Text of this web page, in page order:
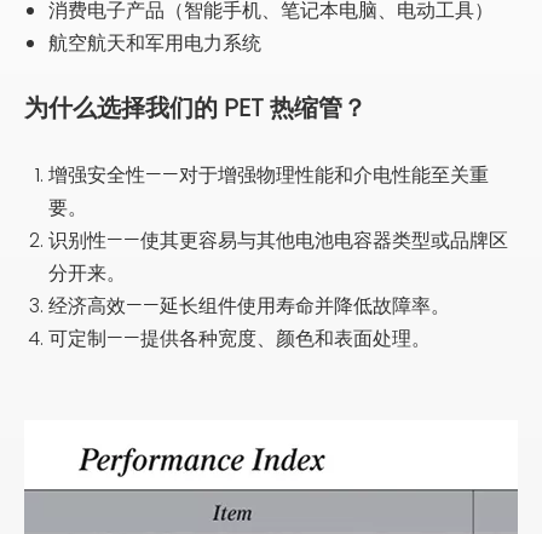
消费电子产品（智能手机、笔记本电脑、电动工具）
航空航天和军用电力系统
为什么选择我们的 PET 热缩管？
增强安全性——对于增强物理性能和介电性能至关重
要。
识别性——使其更容易与其他电池电容器类型或品牌区
分开来。
经济高效——延长组件使用寿命并降低故障率。
可定制——提供各种宽度、颜色和表面处理。